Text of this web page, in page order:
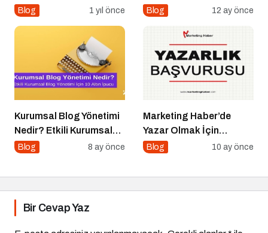
Üniversitesi’nde!
Blog 1 yıl önce
Nasıl Yapılır?
Blog 12 ay önce
Kurumsal Blog Yönetimi
Nedir? Etkili Kurumsal
Blog Yönetimi için 10
Blog 8 ay önce
Marketing Haber’de
Yazar Olmak İçin
Yazarlık Başvurusu
Blog 10 ay önce
Bir Cevap Yaz